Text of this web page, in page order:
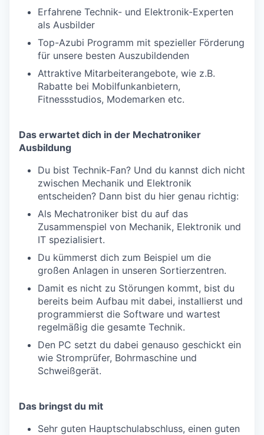
Erfahrene Technik- und Elektronik-Experten
als Ausbilder
Top-Azubi Programm mit spezieller Förderung
für unsere besten Auszubildenden
Attraktive Mitarbeiterangebote, wie z.B.
Rabatte bei Mobilfunkanbietern,
Fitnessstudios, Modemarken etc.
Das erwartet dich in der Mechatroniker
Ausbildung
Du bist Technik-Fan? Und du kannst dich nicht
zwischen Mechanik und Elektronik
entscheiden? Dann bist du hier genau richtig:
Als Mechatroniker bist du auf das
Zusammenspiel von Mechanik, Elektronik und
IT spezialisiert.
Du kümmerst dich zum Beispiel um die
großen Anlagen in unseren Sortierzentren.
Damit es nicht zu Störungen kommt, bist du
bereits beim Aufbau mit dabei, installierst und
programmierst die Software und wartest
regelmäßig die gesamte Technik.
Den PC setzt du dabei genauso geschickt ein
wie Stromprüfer, Bohrmaschine und
Schweißgerät.
Das bringst du mit
Sehr guten Hauptschulabschluss, einen guten